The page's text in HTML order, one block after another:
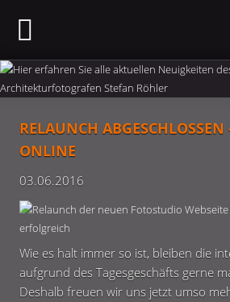
RELAUNCH
ONLINE
03.06.2016
Wie es halt immer so ist, bleiben die
aufgrund des Tagesgeschäfts gerne
Deshalb freuen wir uns jetzt umso